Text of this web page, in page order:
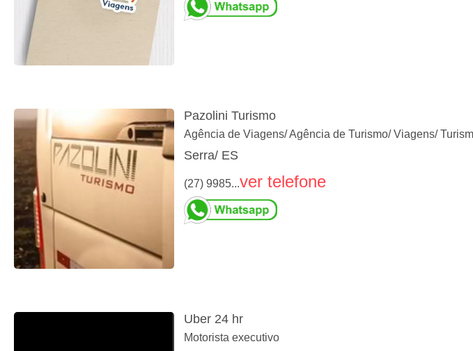
Pazolini Turismo
Agência de Viagens/ Agência de Turismo/ Viagens/
Serra/ ES
(27) 9985...ver telefone
Uber 24 hr
Motorista executivo